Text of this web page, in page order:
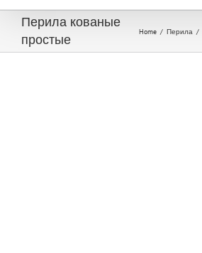
Перила кованые
простые
Home / Перила /